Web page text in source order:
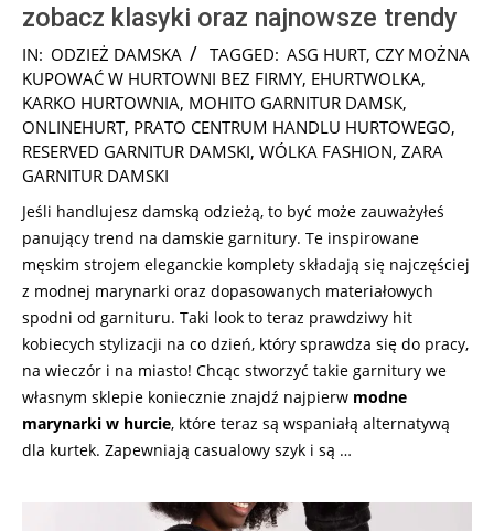
zobacz klasyki oraz najnowsze trendy
2024-
12-
19
IN: ODZIEŻ DAMSKA TAGGED: ASG HURT, CZY MOŻNA
KUPOWAĆ W HURTOWNI BEZ FIRMY, EHURTWOLKA,
KARKO HURTOWNIA, MOHITO GARNITUR DAMSK,
ONLINEHURT, PRATO CENTRUM HANDLU HURTOWEGO,
RESERVED GARNITUR DAMSKI, WÓLKA FASHION, ZARA
GARNITUR DAMSKI
Jeśli handlujesz damską odzieżą, to być może zauważyłeś
panujący trend na damskie garnitury. Te inspirowane
męskim strojem eleganckie komplety składają się najczęściej
z modnej marynarki oraz dopasowanych materiałowych
spodni od garnituru. Taki look to teraz prawdziwy hit
kobiecych stylizacji na co dzień, który sprawdza się do pracy,
na wieczór i na miasto! Chcąc stworzyć takie garnitury we
własnym sklepie koniecznie znajdź najpierw modne
marynarki w hurcie, które teraz są wspaniałą alternatywą
dla kurtek. Zapewniają casualowy szyk i są …